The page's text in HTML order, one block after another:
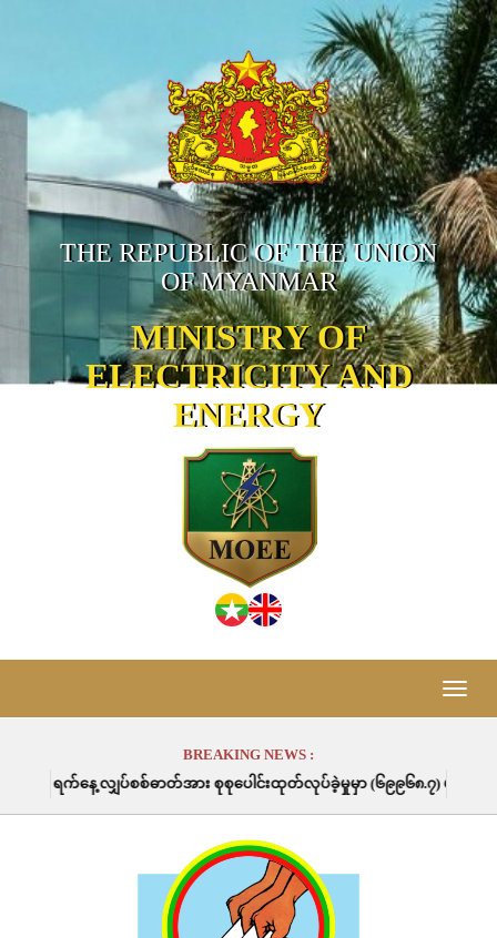
THE REPUBLIC OF THE UNION
OF MYANMAR
MINISTRY OF
ELECTRICITY AND
ENERGY
Toggle
BREAKING NEWS :
စစ်ဓာတ်အား စုစုပေါင်းထုတ်လုပ်ခဲ့မှုမှာ (၆၉၉၆၈.၇) မဂ္ဂါဝပ်နာရီဖြစ်ပါသည်။